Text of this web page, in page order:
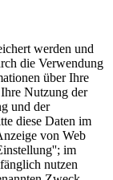
werden und
die Verwendung
über Ihre
Nutzung der
und der
diese Daten im
von Web
im
nutzen